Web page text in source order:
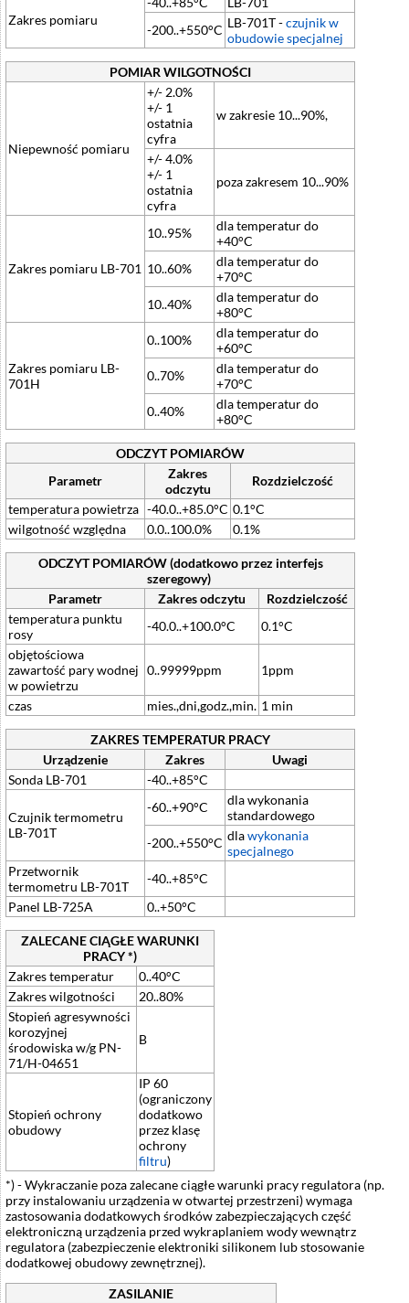
Zakres pomiaru
-200..+550°C LB-701T -czujnik w
obudowie specjalnej
POMIAR WILGOTNOŚCI
Niepewność pomiaru
+/- 2.0%
+/- 1
ostatnia
cyfra
w zakresie 10...90%,
+/- 4.0%
+/- 1
ostatnia
cyfra
poza zakresem 10...90%
Zakres pomiaru LB-701
10..95%
dla temperatur do
+40°C
10..60%
dla temperatur do
+70°C
10..40%
dla temperatur do
+80°C
Zakres pomiaru LB-
701H
0..100%
dla temperatur do
+60°C
0..70%
dla temperatur do
+70°C
0..40%
dla temperatur do
+80°C
ODCZYT POMIARÓW
Parametr
Zakres
odczytu
Rozdzielczość
temperatura powietrza -40.0..+85.0°C 0.1°C
wilgotność względna
0.0..100.0% 0.1%
ODCZYT POMIARÓW (dodatkowo przez interfejs
szeregowy)
Parametr
Zakres odczytu
Rozdzielczość
temperatura punktu
rosy
-40.0..+100.0°C
0.1°C
objętościowa
zawartość pary wodnej
w powietrzu
0..99999ppm 1ppm
czas mies.,dni,godz.,min. 1 min
ZAKRES TEMPERATUR PRACY
Urządzenie
Zakres
Uwagi
Sonda LB-701
-40..+85°C
Czujnik termometru
LB-701T
-60..+90°C
dla wykonania
standardowego
-200..+550°C dlawykonania
specjalnego
Przetwornik
termometru LB-701T
-40..+85°C
Panel LB-725A
0..+50°C
ZALECANE CIĄGŁE WARUNKI
PRACY *)
Zakres temperatur
0..40°C
Zakres wilgotności
20..80%
Stopień agresywności
korozyjnej
środowiska w/g PN-
71/H-04651
B
Stopień ochrony
obudowy
IP 60
(ograniczony
dodatkowo
przez klasę
ochrony
filtru)
*) - Wykraczanie poza zalecane ciągłe warunki pracy regulatora (np.
przy instalowaniu urządzenia w otwartej przestrzeni) wymaga
zastosowania dodatkowych środków zabezpieczających część
elektroniczną urządzenia przed wykraplaniem wody wewnątrz
regulatora (zabezpieczenie elektroniki silikonem lub stosowanie
dodatkowej obudowy zewnętrznej).
ZASILANIE